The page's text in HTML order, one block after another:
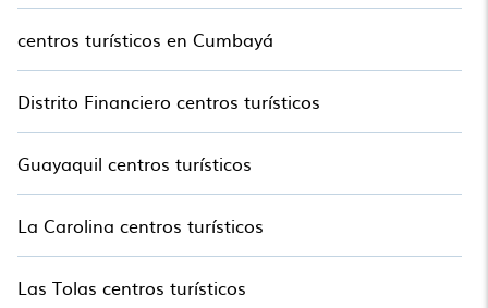
cuentan con las mejores comodidades, como spas, jacuzzis,
jardines y áreas de entretenimiento para niños.
Bahia de la Academia puede brindarle una excelente
alternativa a quedarse en un alquiler de vacaciones y
próximo viaje.
centros turísticos en Cumbayá
Distrito Financiero centros turísticos
Guayaquil centros turísticos
La Carolina centros turísticos
Las Tolas centros turísticos